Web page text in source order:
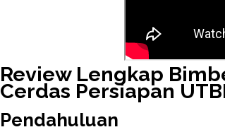
Review Lengkap
Cerdas Persiapan
Pendahuluan